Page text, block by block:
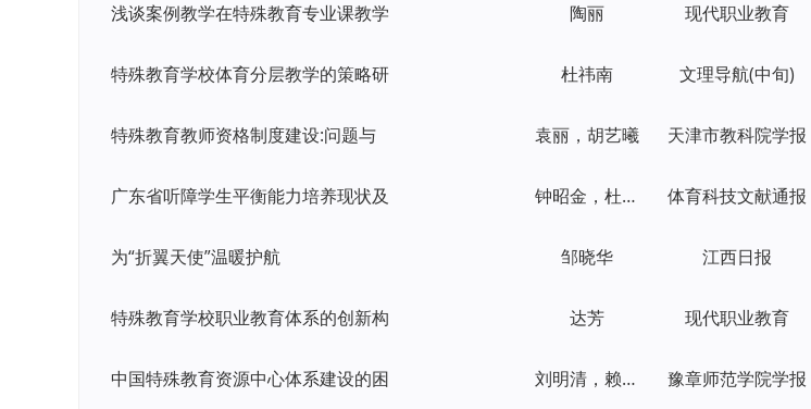
浅谈案例教学在特殊教育专业课教学 陶丽 现代职业教育
特殊教育学校体育分层教学的策略研 杜祎南 文理导航(中旬)
特殊教育教师资格制度建设:问题与 袁丽，胡艺曦 天津市教科院学报
广东省听障学生平衡能力培养现状及 钟昭金，杜熙茹 体育科技文献通报
为“折翼天使”温暖护航 邹晓华 江西日报
特殊教育学校职业教育体系的创新构 达芳 现代职业教育
中国特殊教育资源中心体系建设的困 刘明清，赖丽花，严丹 豫章师范学院学报